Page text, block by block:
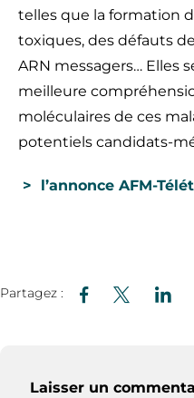
telles que la formation
toxiques, des défauts
ARN messagers… Elles
meilleure
moléculaires de ces
potentiels candidats-
> l’annonce AFM-
Partagez :
Laisser un